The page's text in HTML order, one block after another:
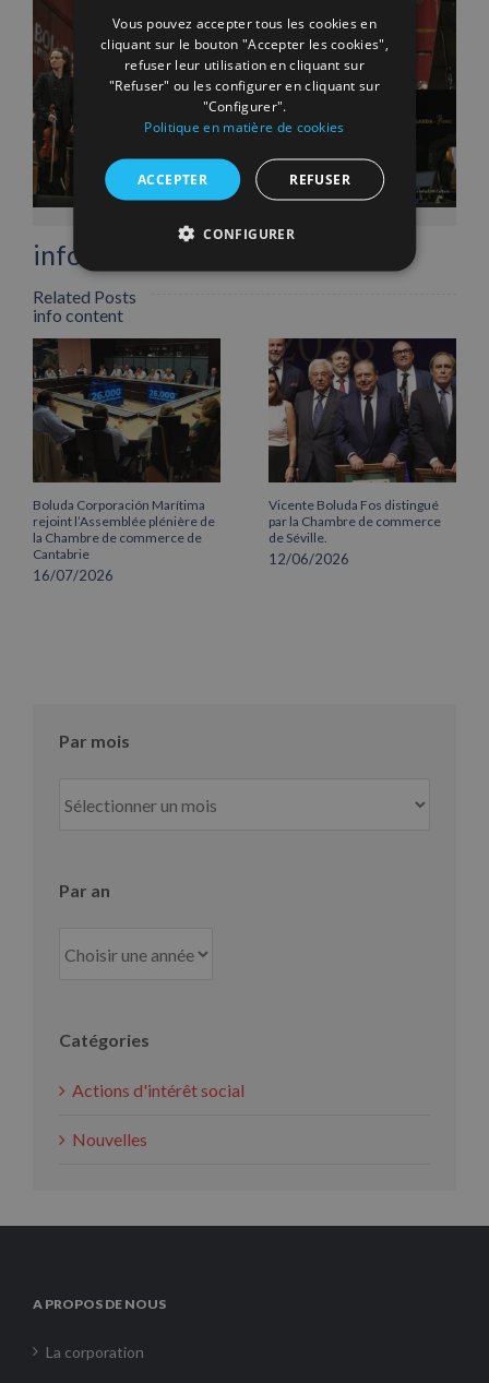
info heading
info content
Facebook
X LinkedInWhatsApp
PinterestEmail
Related Posts
Boluda Corporación Marítima
rejoint l’Assemblée plénière de
la Chambre de commerce de
Cantabrie
16/07/2026
Vicente Boluda Fos distingué
par la Chambre de commerce
de Séville.
12/06/2026
Par mois
mois
Par an
Catégories
Actions d'intérêt social
Nouvelles
A PROPOS DE NOUS
La corporation
Vous pouvez accepter tous les cookies en
cliquant sur le bouton "Accepter les cookies",
refuser leur utilisation en cliquant sur
"Refuser" ou les configurer en cliquant sur
"Configurer".
Politique en matière de cookies
ACCEPTER REFUSER
CONFIGURER